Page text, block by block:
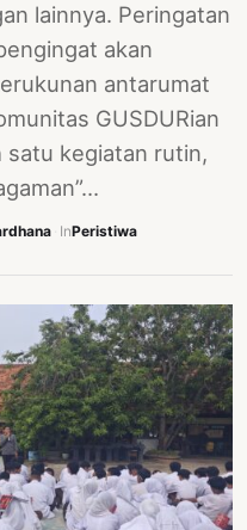
lainnya. Peringatan
akan
antarumat
GUSDURian
satu kegiatan rutin,
InPeristiwa